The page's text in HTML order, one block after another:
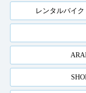
レンタルバイク